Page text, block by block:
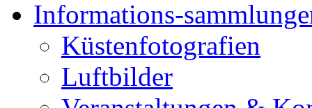
Informations-
Küstenfotografien
Luftbilder